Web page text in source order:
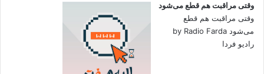
وقتی مراقبت هم قطع می‌شود
وقتی مراقبت هم قطع
می‌شود by Radio Farda
رادیو فردا